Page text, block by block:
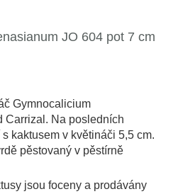
JO 604 pot 7 cm
Gymnocalicium
Carrizal. Na posledních
kaktusem v květináči 5,5 cm.
pěstovaný v pěstírně
jsou foceny a prodávány